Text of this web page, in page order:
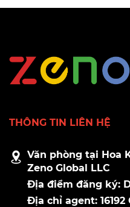
THÔNG TIN LIÊN HỆ
Văn phòng tại Hoa
Zeno Global LLC
Địa điểm đăng ký:
Địa chỉ agent: